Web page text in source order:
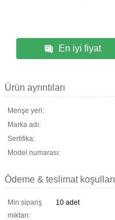
En iyi fiyat
Ürün ayrıntıları
Menşe yeri:
Marka adı:
Sertifika:
Model numarası:
Ödeme & teslimat koşulları
Min sipariş
miktarı:
10 adet